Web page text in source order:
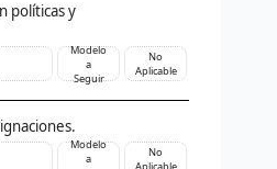
políticas y
Modelo
a
Seguir
No
Aplicable
Modelo
a
No
Aplicable